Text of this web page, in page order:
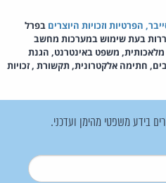
הפרטיות וזכויות היוצרים בפרל
בעת שימוש במערכות מחשב
משפט באינטרנט, הגנת
חתימה אלקטרונית, תקשורת , זכויות
בידע משפטי מהימן ועדכני.